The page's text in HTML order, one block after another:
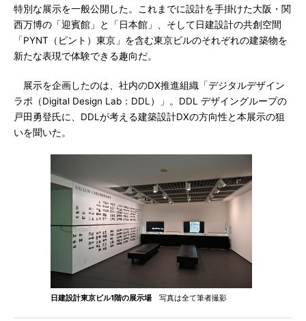
特別な展示を一般公開した。これまでに設計を手掛けた大阪・関
西万博の「迎賓館」と「日本館」、そして日建設計の共創空間
「PYNT（ピント）東京」を含む東京ビルのそれぞれの建築物を
新たな表現で体験できる趣向だ。
展示を企画したのは、社内のDX推進組織「デジタルデザイン
ラボ（Digital Design Lab：DDL）」。DDL デザイングループの
戸田勇登氏に、DDLが考える建築設計DXの方向性と本展示の狙
いを聞いた。
日建設計東京ビル1階の展示場 写真は全て筆者撮影